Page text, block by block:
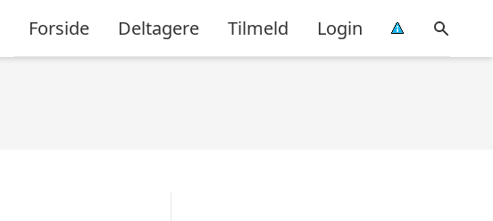
Forside Deltagere Tilmeld Login